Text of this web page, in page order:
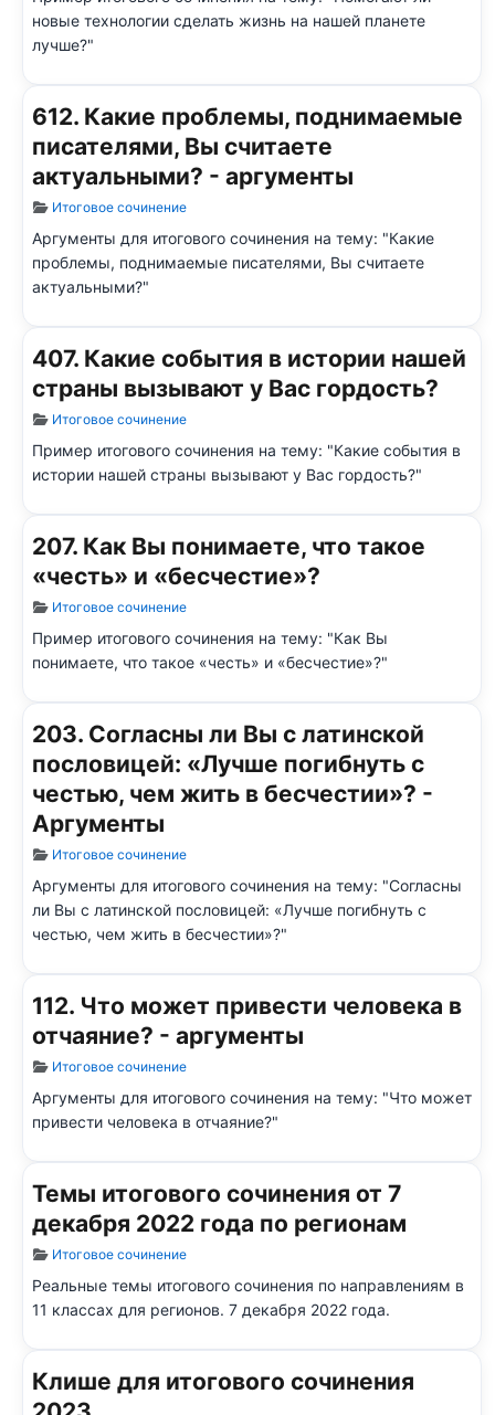
новые технологии сделать жизнь на нашей планете
лучше?"
612. Какие проблемы, поднимаемые
писателями, Вы считаете
актуальными? - аргументы
Информация о материале
Итоговое сочинение
Аргументы для итогового сочинения на тему: "Какие
проблемы, поднимаемые писателями, Вы считаете
актуальными?"
407. Какие события в истории нашей
страны вызывают у Вас гордость?
Информация о материале
Итоговое сочинение
Пример итогового сочинения на тему: "Какие события в
истории нашей страны вызывают у Вас гордость?"
207. Как Вы понимаете, что такое
«честь» и «бесчестие»?
Информация о материале
Итоговое сочинение
Пример итогового сочинения на тему: "Как Вы
понимаете, что такое «честь» и «бесчестие»?"
203. Согласны ли Вы с латинской
пословицей: «Лучше погибнуть с
честью, чем жить в бесчестии»? -
Аргументы
Информация о материале
Итоговое сочинение
Аргументы для итогового сочинения на тему: "Согласны
ли Вы с латинской пословицей: «Лучше погибнуть с
честью, чем жить в бесчестии»?"
112. Что может привести человека в
отчаяние? - аргументы
Информация о материале
Итоговое сочинение
Аргументы для итогового сочинения на тему: "Что может
привести человека в отчаяние?"
Темы итогового сочинения от 7
декабря 2022 года по регионам
Информация о материале
Итоговое сочинение
Реальные темы итогового сочинения по направлениям в
11 классах для регионов. 7 декабря 2022 года.
Клише для итогового сочинения